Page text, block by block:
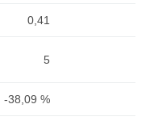
0,41
5
-38,09 %